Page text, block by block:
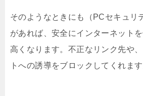
そのようなときにも（PCセキュリ
があれば、安全にインターネット
高くなります。不正なリンク先や
トへの誘導をブロックしてくれます